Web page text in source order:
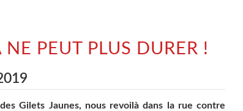
PEUT PLUS DURER !
Gilets Jaunes, nous revoilà dans la rue contre